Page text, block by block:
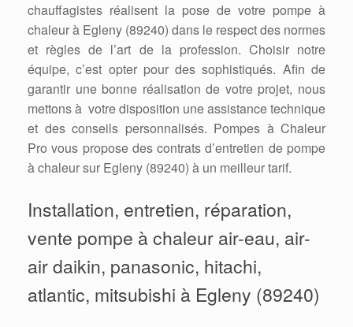
chauffagistes réalisent la pose de votre pompe à
chaleur à Egleny (89240) dans le respect des normes
et règles de l’art de la profession. Choisir notre
équipe, c’est opter pour des sophistiqués. Afin de
garantir une bonne réalisation de votre projet, nous
mettons à votre disposition une assistance technique
et des conseils personnalisés. Pompes à Chaleur
Pro vous propose des contrats d’entretien de pompe
à chaleur sur Egleny (89240) à un meilleur tarif.
Installation, entretien, réparation,
vente pompe à chaleur air-eau, air-
air daikin, panasonic, hitachi,
atlantic, mitsubishi à Egleny (89240)